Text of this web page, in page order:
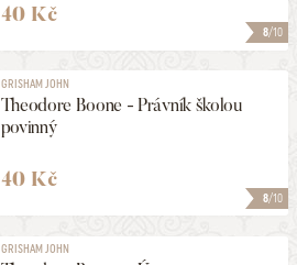
8/10
40 Kč
8/10
GRISHAM JOHN
Theodore Boone - Právník školou
povinný
40 Kč
GRISHAM JOHN